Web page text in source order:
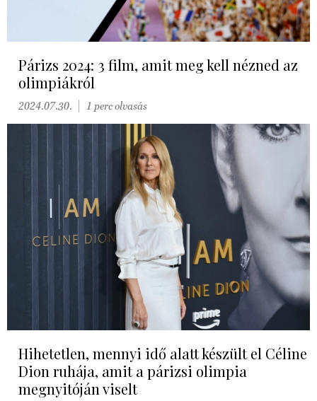
Párizs 2024: 3 film, amit meg kell nézned az
olimpiákról
2024.07.30. 1 perc olvasás
Hihetetlen, mennyi idő alatt készült el Céline
Dion ruhája, amit a párizsi olimpia
megnyitóján viselt